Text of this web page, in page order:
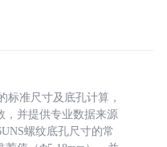
标准尺寸及底孔计算，
，并提供专业数据来源
螺纹底孔尺寸的常